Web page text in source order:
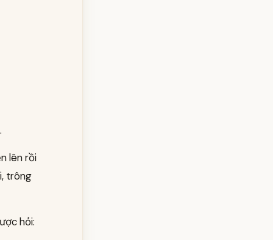
lên rồi
trông
hỏi: